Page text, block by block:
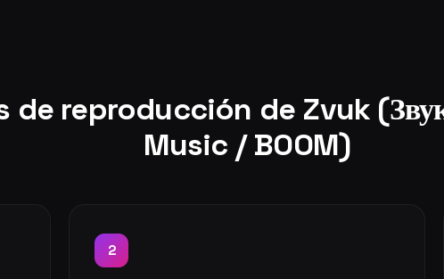
reproducción de Zvuk
Music / BOOM)
2